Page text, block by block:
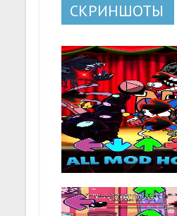
СКРИНШОТЫ